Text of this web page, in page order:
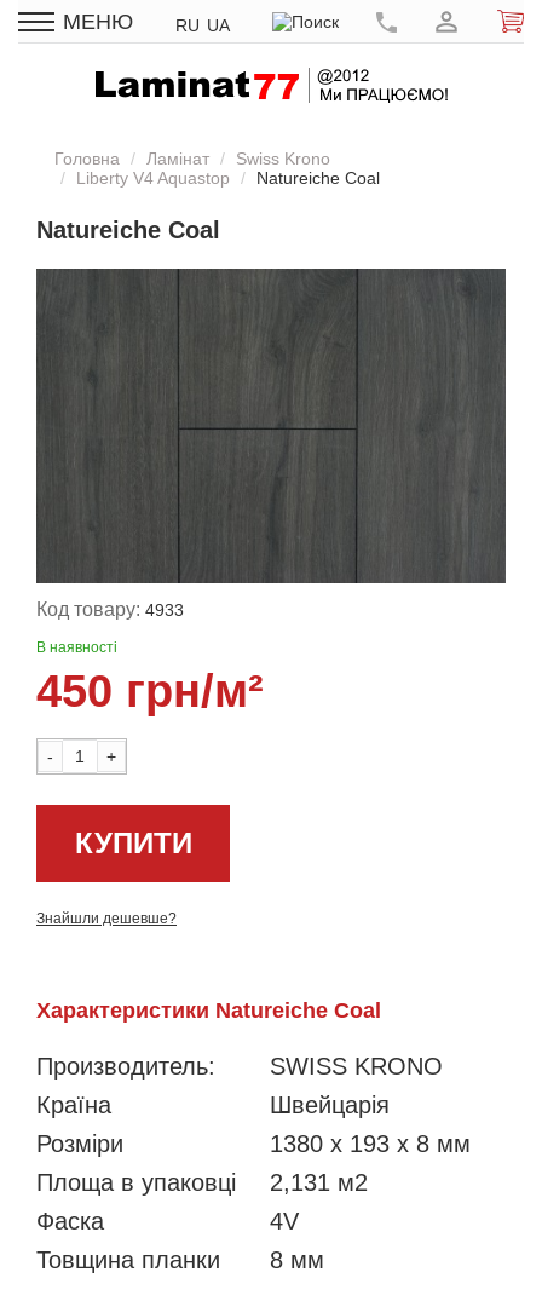
МЕНЮ RU UA
Головна Ламінат
Swiss Krono
Liberty V4 Aquastop
Natureiche Coal
Natureiche Coal
Код товару: 4933
В наявності
450 грн/м²
- +
КУПИТИ
Знайшли дешевше?
Характеристики Natureiche Coal
Производитель:
SWISS KRONO
Країна
Швейцарія
Розміри
1380 x 193 x 8 мм
Площа в упаковці
2,131 м2
Фаска
4V
Товщина планки
8 мм